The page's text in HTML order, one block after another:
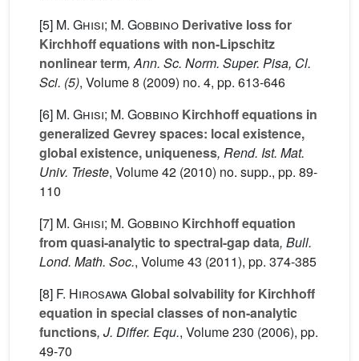
[5] M. Ghisi; M. Gobbino Derivative loss for
Kirchhoff equations with non-Lipschitz
nonlinear term, Ann. Sc. Norm. Super. Pisa, Cl.
Sci. (5), Volume 8 (2009) no. 4, pp. 613-646
[6] M. Ghisi; M. Gobbino Kirchhoff equations in
generalized Gevrey spaces: local existence,
global existence, uniqueness, Rend. Ist. Mat.
Univ. Trieste, Volume 42 (2010) no. supp., pp. 89-
110
[7] M. Ghisi; M. Gobbino Kirchhoff equation
from quasi-analytic to spectral-gap data, Bull.
Lond. Math. Soc., Volume 43 (2011), pp. 374-385
[8] F. HirosawaGlobal solvability for Kirchhoff
equation in special classes of non-analytic
functions, J. Differ. Equ., Volume 230 (2006), pp.
49-70